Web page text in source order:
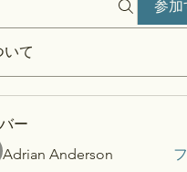
参加
いて
ー
Adrian Anderson